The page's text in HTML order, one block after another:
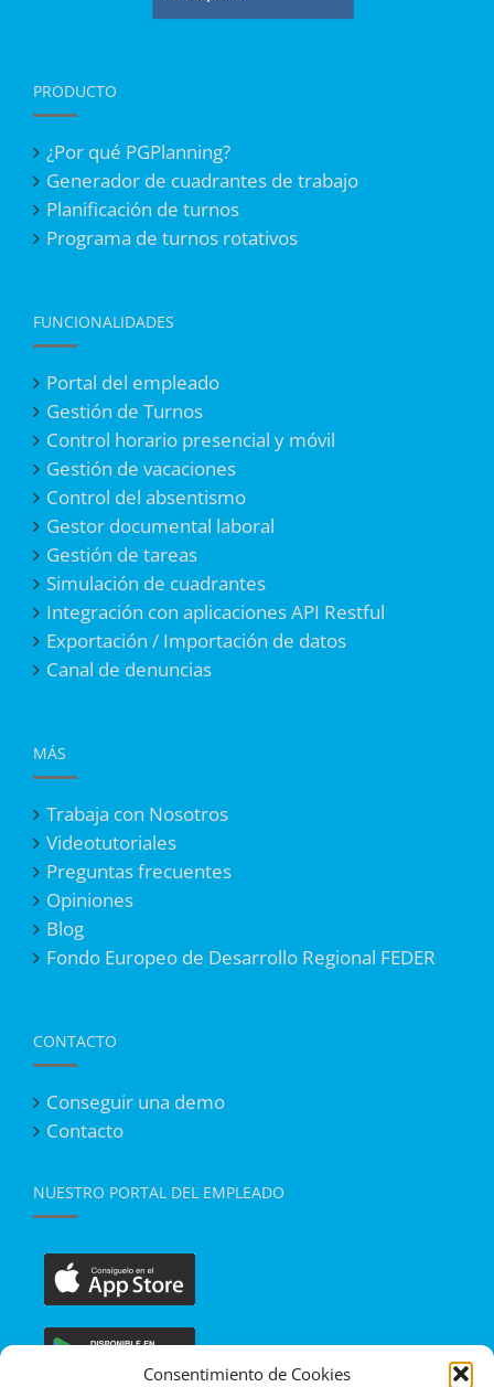
Consentimiento de Cookies
PRODUCTO
¿Por qué PGPlanning?
Generador de cuadrantes de trabajo
Planificación de turnos
Programa de turnos rotativos
FUNCIONALIDADES
Portal del empleado
Gestión de Turnos
Control horario presencial y móvil
Gestión de vacaciones
Control del absentismo
Gestor documental laboral
Gestión de tareas
Simulación de cuadrantes
Integración con aplicaciones API Restful
Exportación / Importación de datos
Canal de denuncias
MÁS
Trabaja con Nosotros
Videotutoriales
Preguntas frecuentes
Opiniones
Blog
Fondo Europeo de Desarrollo Regional FEDER
CONTACTO
Conseguir una demo
Contacto
NUESTRO PORTAL DEL EMPLEADO